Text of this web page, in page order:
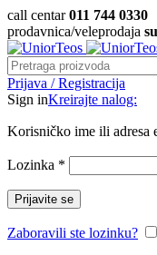
call centar011 744 0330
prodavnica/veleprodaja
Prijava / Registracija
Sign inKreirajte nalog:
Korisničko ime ili adresa
Lozinka *
Prijavite se
Zaboravili ste lozinku?